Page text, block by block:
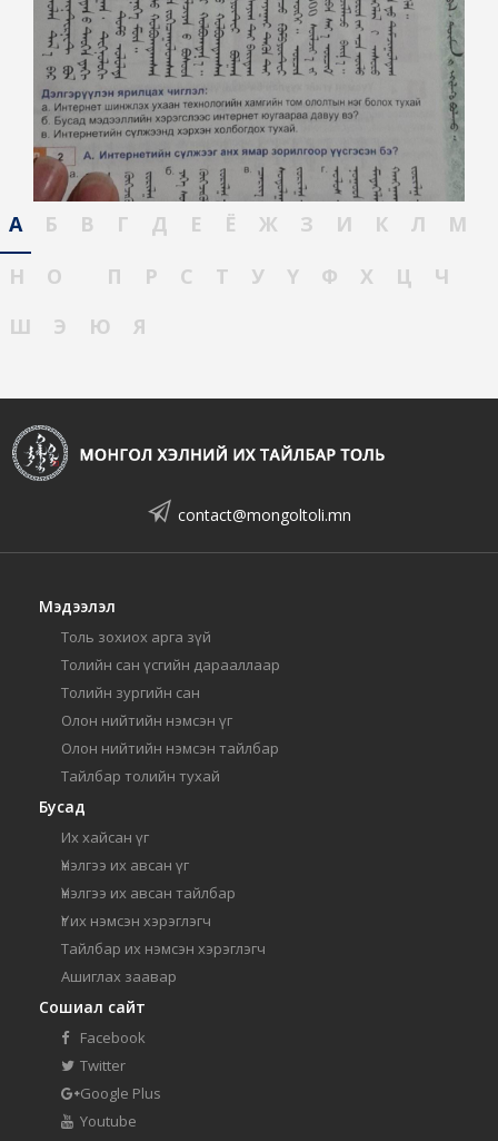
А Б В Г Д Е Ё Ж З И К Л
М
Н
О П Р С Т У Ү Ф Х Ц
Ч
Ш
Э Ю Я
contact@mongoltoli.mn
Мэдээлэл
Толь зохиох арга зүй
Толийн сан үсгийн дарааллаар
Толийн зургийн сан
Олон нийтийн нэмсэн үг
Олон нийтийн нэмсэн тайлбар
Тайлбар толийн тухай
Бусад
Их хайсан үг
Үнэлгээ их авсан үг
Үнэлгээ их авсан тайлбар
Үг их нэмсэн хэрэглэгч
Тайлбар их нэмсэн хэрэглэгч
Ашиглах заавар
Сошиал сайт
Facebook
Twitter
Google Plus
Youtube